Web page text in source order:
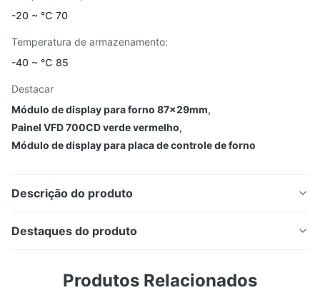
-20 ~ ℃ 70
Temperatura de armazenamento:
-40 ~ ℃ 85
Destacar
Módulo de display para forno 87x29mm,
Painel VFD 700CD verde vermelho,
Módulo de display para placa de controle de forno
Descrição do produto
(similar a 7-LT-91G, HL-D1591)
Display de Fluorescência a Vácuo (VFD)
Destaques do produto
(similar a 7-LT-91G, HL-D1591) Display de
Produtos Relacionados